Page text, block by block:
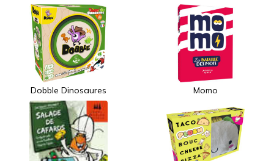
Dobble Dinosaures Momo